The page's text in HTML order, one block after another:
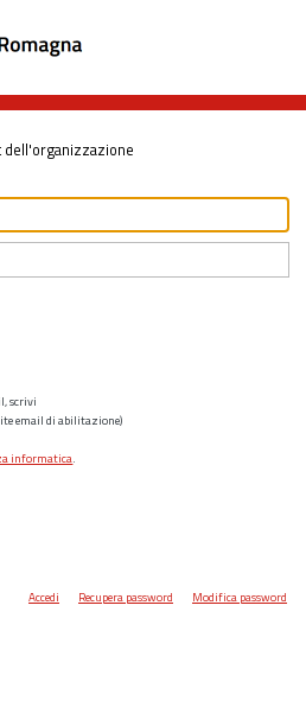
scrivi
email di abilitazione)
informatica.
Accedi Recupera password Modifica password